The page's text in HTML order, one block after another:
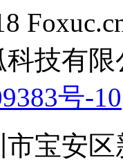
技有限
号-10
宝安